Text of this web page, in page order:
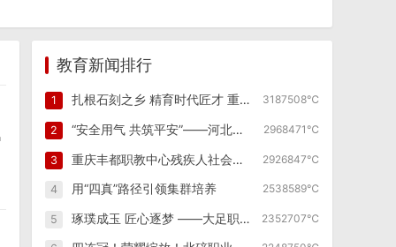
教育新闻排行
3187508℃
1 扎根石刻之乡 精育时代匠才 重庆市大足职业教育中心创新发展纪实
2968471℃
2 “安全用气 共筑平安”——河北省保定市高新区幼儿园燃气泄漏逃生演练
2926847℃
3 重庆丰都职教中心残疾人社会技能培训班照亮特殊群体职业之路
2538589℃
4 用“四真”路径引领集群培养
2352707℃
5 琢璞成玉 匠心逐梦 ——大足职业教育中心如何走好职教改革发展之路